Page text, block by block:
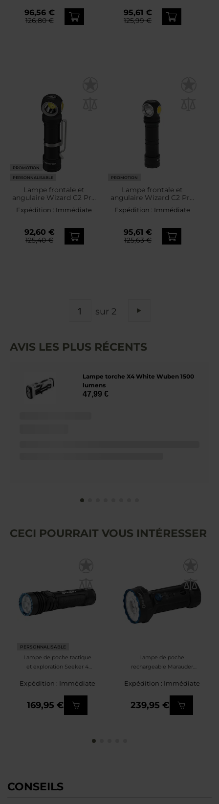
96,56 €
126,80 €
95,61 €
125,99 €
PROMOTION
PERSONNALISABLE
Lampe frontale et
angulaire Wizard C2 Pro
MAX LR White PCB
Armytek - 4150 lumens
Expédition : Immédiate
92,60 €
125,40 €
PROMOTION
Lampe frontale et
angulaire Wizard C2 Pro
MAX LR Warm PCB -
3870 lumens Armytek
Expédition : Immédiate
95,61 €
125,63 €
sur 2
AVIS LES PLUS RÉCENTS
Lampe torche X4 White Wuben 1500
lumens
47,99 €
CECI POURRAIT VOUS INTÉRESSER
PERSONNALISABLE
Lampe de poche tactique
et exploration Seeker 4
lumens Olight - Matte
Black
Expédition : Immédiate
169,95 €
Lampe de poche
rechargeable Marauder
portée 750 m Olight -
Expédition : Immédiate
239,95 €
CONSEILS